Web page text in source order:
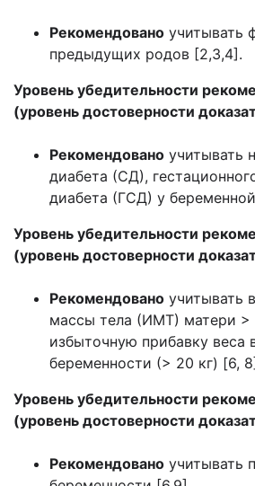
Рекомендовано учитывать
предыдущих родов [2,3,4].
Уровень убедительности
(уровень достоверности
Рекомендовано учитывать
диабета (СД),
диабета (ГСД) у
Уровень убедительности
(уровень достоверности
Рекомендовано учитывать
массы тела (ИМТ) матери >
избыточную прибавку веса
беременности (> 20 кг) [6,
Уровень убедительности
(уровень достоверности
Рекомендовано учитывать